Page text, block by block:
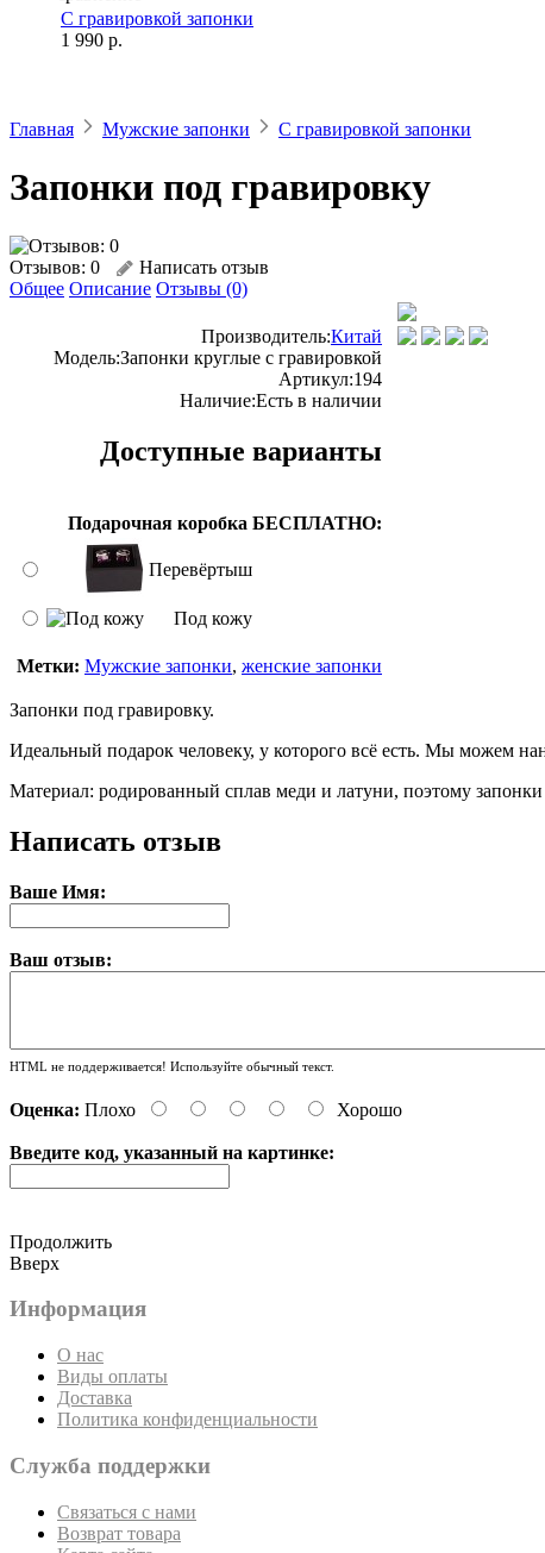
С гравировкой запонки
1 990 р.
Главная Мужские запонки С гравировкой запонки
Запонки под гравировку
Отзывов: 0
Написать отзыв
Общее Описание Отзывы (0)
Производитель:Китай
Модель:Запонки круглые с гравировкой
Артикул:194
Наличие:Есть в наличии
Доступные варианты
Подарочная коробка БЕСПЛАТНО:
Перевёртыш
Под кожу
Метки: Мужские запонки, женские запонки
Запонки под гравировку.
Идеальный подарок человеку, у которого всё есть. Мы можем
Материал: родированный сплав меди и латуни, поэтому
Написать отзыв
Ваше Имя:
Ваш отзыв:
HTML не поддерживается! Используйте обычный текст.
Оценка: Плохо Хорошо
Введите код, указанный на картинке:
Продолжить
Вверх
Информация
О нас
Виды оплаты
Доставка
Политика конфиденциальности
Служба поддержки
Связаться с нами
Возврат товара